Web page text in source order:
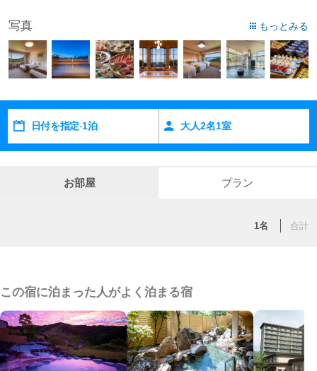
す。
天然温泉「潮香の湯」鳥羽湾を望む露天風呂で潮風を感じなが
らほっとひと息つけば、こころもからだも芯まで温かくなれま
す。
観光する人も、地元の人もうれしいロケーションで鳥羽水族館
写真 もっとみる
日付を指定-1泊 大人2名1室
お部屋 プラン
1名 合計
この宿に泊まった人がよく泊まる宿